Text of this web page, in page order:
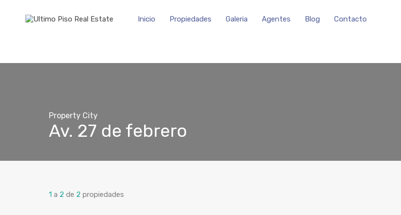
Inicio Propiedades Galeria Agentes Blog Contacto
Property City
Av. 27 de febrero
1 a 2 de 2 propiedades